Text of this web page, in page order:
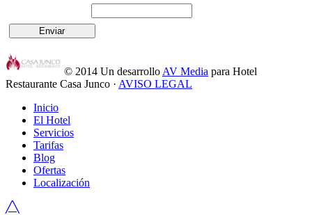
© 2014 Un desarrollo AV Media para Hotel
Restaurante Casa Junco · AVISO LEGAL
Inicio
El Hotel
Servicios
Tarifas
Blog
Ofertas
Localización
╱╲